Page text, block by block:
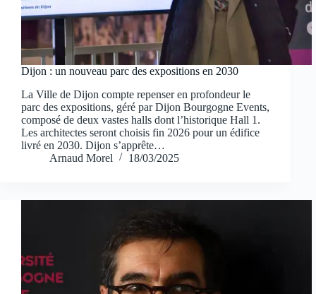
Dijon : un nouveau parc des expositions en 2030
La Ville de Dijon compte repenser en profondeur le
parc des expositions, géré par Dijon Bourgogne Events,
composé de deux vastes halls dont l’historique Hall 1.
Les architectes seront choisis fin 2026 pour un édifice
livré en 2030. Dijon s’apprête…
Arnaud Morel
18/03/2025